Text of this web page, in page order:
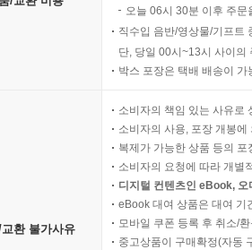
오늘 06시 30분 이후 주
직수입 음반/영상물/기프트
단, 당일 00시~13시 사이의
박스 포장은 택배 배송이
환 불가사유
소비자의 책임 있는 사유로
소비자의 사용, 포장 개봉
복제가 가능한 상품 등의
소비자의 요청에 따라 개별
디지털 컨텐츠인 eBook,
eBook 대여 상품은 대여 기
모바일 쿠폰 등록 후 취소/
중고상품이 구매확정(자동